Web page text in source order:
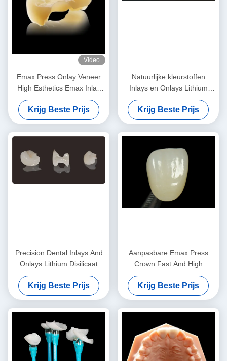
Video
Emax Press Onlay Veneer
High Esthetics Emax Inlay
Onlay Professional
Krijg Beste Prijs
Natuurlijke kleurstoffen
Inlays en Onlays Lithium
Disilicaat Fressplaat
Krijg Beste Prijs
Precision Dental Inlays And
Onlays Lithium Disilicaat
Fressing Onlay Veneer
Krijg Beste Prijs
Aanpasbare Emax Press
Crown Fast And High
Esthetics Tandheelkundige
Inlay Onlay
Krijg Beste Prijs